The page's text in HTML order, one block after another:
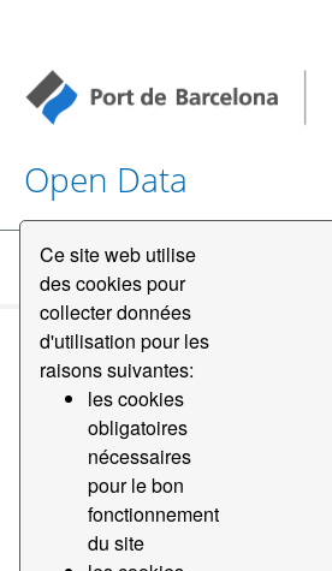
Ce site web utilise
des cookies pour
collecter données
d'utilisation pour les
raisons suivantes:
les cookies
obligatoires
nécessaires
pour le bon
fonctionnement
du site
Open Data
Datasets
Order by
1 jeu de données trouvé